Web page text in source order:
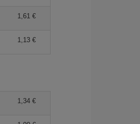
1,61 €
1,13 €
1,34 €